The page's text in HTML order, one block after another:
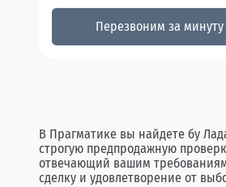
Перезвоним за минуту
В Прагматике вы найдете бу
строгую предпродажную
отвечающий вашим требованиям
сделку и удовлетворение от